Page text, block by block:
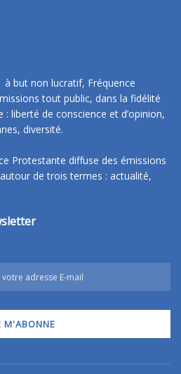
but non lucratif, Fréquence
tout public, dans la fidélité
liberté de conscience et d’opinion,
diversité.
Protestante diffuse des émissions
de trois termes : actualité,